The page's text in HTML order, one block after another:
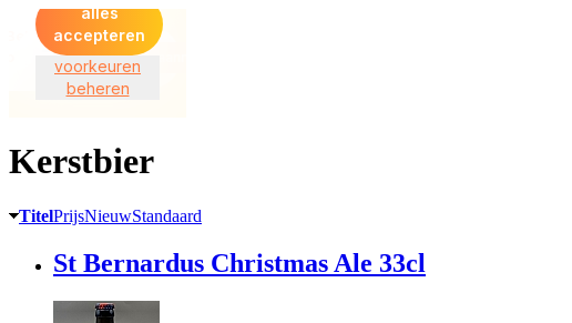
Kerstbier
TitelPrijsNieuwStandaard
St Bernardus Christmas Ale 33cl